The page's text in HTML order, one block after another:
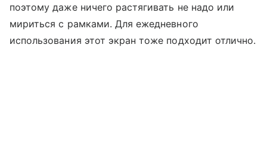
поэтому даже ничего растягивать не надо или
мириться с рамками. Для ежедневного
использования этот экран тоже подходит отлично.